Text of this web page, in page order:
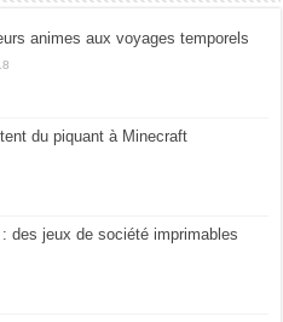
animes aux voyages temporels
du piquant à Minecraft
: des jeux de société imprimables